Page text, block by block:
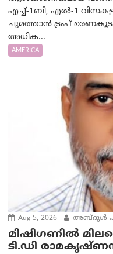
എച്ച്-1ബി, എൽ-1
ചുമത്താൻ ട്രംപ്
അധിക...
AMERICA
Aug 5, 2026 അബ്ദുൾ
മിഷിഗണിൽ
ടി.ഡി